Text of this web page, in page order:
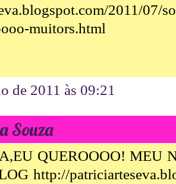
2011/07/
muitors.html
de 2011 às 09:21
Souza
QUEROOOO! MEU
http://